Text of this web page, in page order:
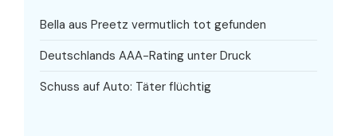
Bella aus Preetz vermutlich tot gefunden
Deutschlands AAA-Rating unter Druck
Schuss auf Auto: Täter flüchtig